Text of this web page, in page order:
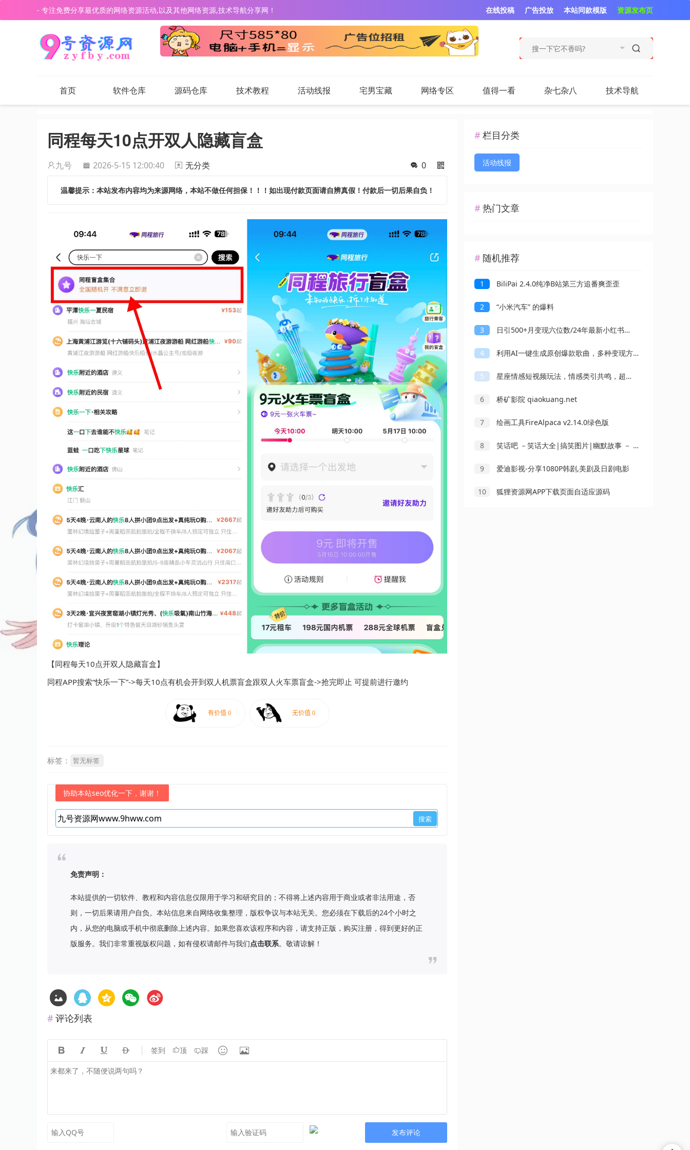
- 专注免费分享最优质的网络资源活动,以及其他网络资源,技术导航分享网！ 资源发布页
本站同款模版
广告投放
在线投稿
首页 软件仓库 源码仓库 技术教程 活动线报 宅男宝藏 网络专区 值得一看 杂七杂八 技术导航
同程每天10点开双人隐藏盲盒
九号 2026-5-15 12:00:40 无分类 0
温馨提示：本站发布内容均为来源网络，本站不做任何担保！！！如出现付款页面请自辨真假！付款后一切后果自负！
【同程每天10点开双人隐藏盲盒】
同程APP搜索“快乐一下”->每天10点有机会开到双人机票盲盒跟双人火车票盲盒->抢完即止 可提前进行邀约
标签： 暂无标签
协助本站seo优化一下，谢谢！
免责声明：
本站提供的一切软件、教程和内容信息仅限用于学习和研究目的；不得将上述内容用于商业或者非法用途，否
则，一切后果请用户自负。本站信息来自网络收集整理，版权争议与本站无关。您必须在下载后的24个小时之
内，从您的电脑或手机中彻底删除上述内容。如果您喜欢该程序和内容，请支持正版，购买注册，得到更好的正
版服务。我们非常重视版权问题，如有侵权请邮件与我们点击联系。敬请谅解！
评论列表
    签到 顶 踩  
发布评论
栏目分类
活动线报
热门文章
随机推荐
1 BiliPai 2.4.0纯净B站第三方追番爽歪歪
2 “小米汽车” 的爆料
3 日引500+月变现六位数/24年最新小红书引流兼职粉教程
4 利用AI一键生成原创爆款歌曲，多种变现方式，小白也能轻松上手【视频教程+工具】
5 星座情感短视频玩法，情感类引共鸣，超高互动，快速起号涨粉
6 桥矿影院 qiaokuang.net
7 绘画工具FireAlpaca v2.14.0绿色版
8 笑话吧 －笑话大全|搞笑图片|幽默故事 － 看笑话就到笑话吧 joke8.com
9 爱迪影视-分享1080P韩剧,美剧及日剧电影
10 狐狸资源网APP下载页面自适应源码